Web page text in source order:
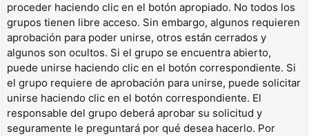
proceder haciendo clic en el botón apropiado. No todos los
grupos tienen libre acceso. Sin embargo, algunos requieren
aprobación para poder unirse, otros están cerrados y
algunos son ocultos. Si el grupo se encuentra abierto,
puede unirse haciendo clic en el botón correspondiente. Si
el grupo requiere de aprobación para unirse, puede solicitar
unirse haciendo clic en el botón correspondiente. El
responsable del grupo deberá aprobar su solicitud y
seguramente le preguntará por qué desea hacerlo. Por